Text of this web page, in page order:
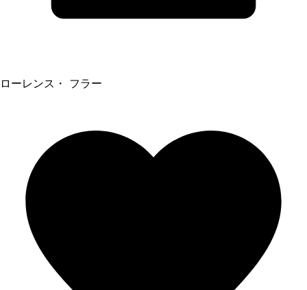
ローレンス・ フラー